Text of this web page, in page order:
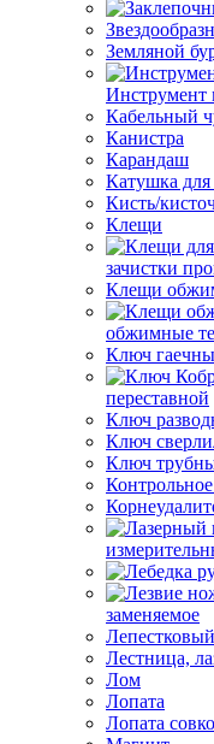
Земляной
Инструмент
Кабельный
Канистра
Карандаш
Катушка
Кисть/
Клещи
зачистки
Клещи
обжимные
Ключ
переставной
Ключ
Ключ
Ключ
заменяемое
Лестница,
Лом
Лопата
Лопата